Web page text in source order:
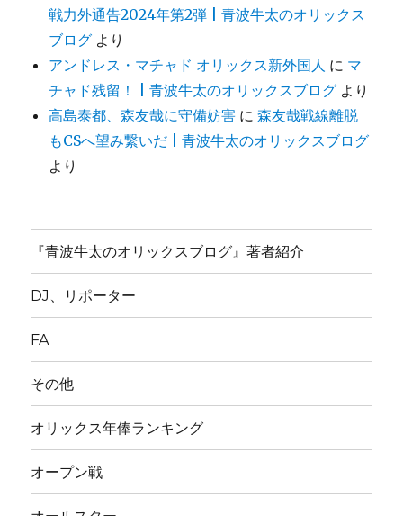
戦力外通告2024年第2弾 | 青波牛太のオリックス
ブログ より
アンドレス・マチャド オリックス新外国人 に マ
チャド残留！ | 青波牛太のオリックスブログ より
高島泰都、森友哉に守備妨害 に森友哉戦線離脱
もCSへ望み繋いだ | 青波牛太のオリックスブログ
より
『青波牛太のオリックスブログ』著者紹介
DJ、リポーター
FA
その他
オリックス年俸ランキング
オープン戦